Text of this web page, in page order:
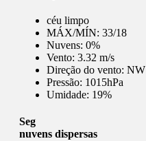
céu limpo
MÁX/MÍN: 33/18
Nuvens: 0%
Vento: 3.32 m/s
Direção do vento: NW
Pressão: 1015hPa
Umidade: 19%
Seg
nuvens dispersas